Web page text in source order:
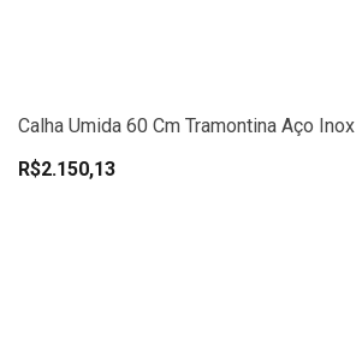
Calha Umida 60 Cm Tramontina Aço
R$2.150,13